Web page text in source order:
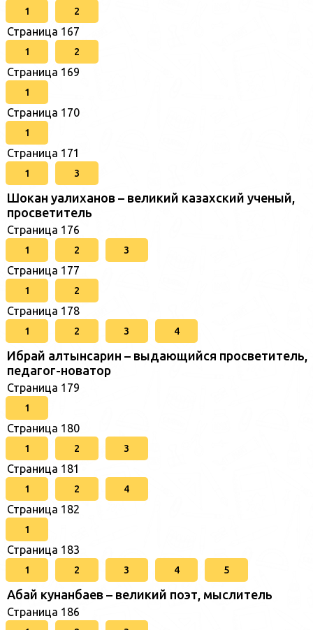
1 2
Страница 167
1 2
Страница 169
1
Страница 170
1
Страница 171
1 3
Шокан уалиханов – великий казахский ученый,
просветитель
Страница 176
1 2 3
Страница 177
1 2
Страница 178
1 2 3 4
Ибрай алтынсарин – выдающийся просветитель,
педагог-новатор
Страница 179
1
Страница 180
1 2 3
Страница 181
1 2 4
Страница 182
1
Страница 183
1 2 3 4 5
Абай кунанбаев – великий поэт, мыслитель
Страница 186